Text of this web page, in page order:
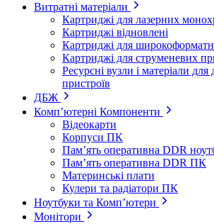
Витратні матеріали
Картриджі для лазерних
Картриджі відновлені
Картриджі для
Картриджі для струменевих
Ресурсні вузли і матеріали
пристроїв
ДБЖ
Комп’ютерні Компоненти
Відеокарти
Корпуси ПК
Пам’ять оперативна DDR
Пам’ять оперативна DDR ПК
Материнські плати
Кулери та радіатори ПК
Ноутбуки та Комп’ютери
Монітори